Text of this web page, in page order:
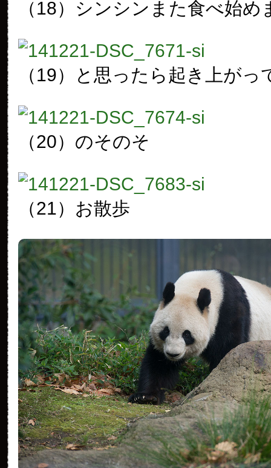
（18）シンシンまた食べ始め
（19）と思ったら起き上がっ
（20）のそのそ
（21）お散歩